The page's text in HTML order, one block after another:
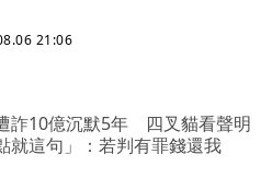
21:06
詐10億沉默5年 四叉貓看聲明
就這句」：若判有罪錢還我